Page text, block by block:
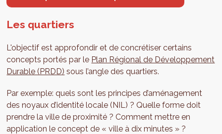
Les quartiers
L'objectif est approfondir et de concrétiser certains
concepts portés par le Plan Régional de Développement
Durable (PRDD) sous l’angle des quartiers.
Par exemple: quels sont les principes d’aménagement
des noyaux d’identité locale (NIL) ? Quelle forme doit
prendre la ville de proximité ? Comment mettre en
application le concept de « ville à dix minutes » ?